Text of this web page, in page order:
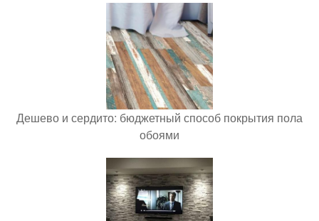
Дешево и сердито: бюджетный способ покрытия пола
обоями